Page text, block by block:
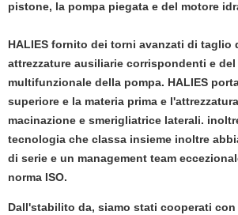
pistone, la pompa piegata e del motore
HALIES fornito dei torni avanzati di taglio
attrezzature ausiliarie corrispondenti e
multifunzionale della pompa. HALIES
superiore e la materia prima e
macinazione e smerigliatrice laterali.
tecnologia che classa insieme inoltre
di serie e un management team
norma ISO.
Dall'stabilito da, siamo stati cooperati con